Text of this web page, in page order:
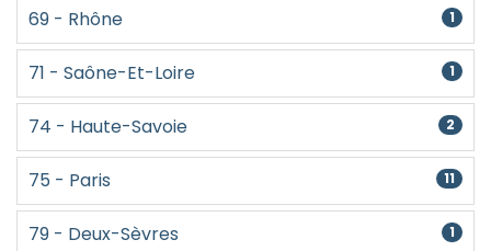
69 - Rhône 1
71 - Saône-Et-Loire 1
74 - Haute-Savoie 2
75 - Paris 11
79 - Deux-Sèvres 1